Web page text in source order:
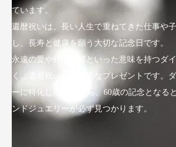
ています。
還暦祝いは、長い人生で重ねてきた仕事や
し、長寿と健康を願う大切な記念日です。
永遠の愛や絆、不屈といった意味を持つダ
く、還暦祝いにも最適なプレゼントです。
ーに特化したLuxyなら、60歳の記念となる
ンドジュエリーが必ず見つかります。